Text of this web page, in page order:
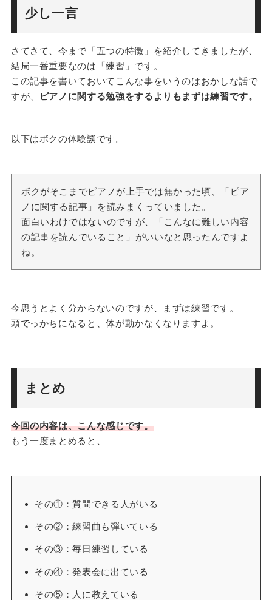
少し一言
さてさて、今まで「五つの特徴」を紹介してきましたが、
結局一番重要なのは「練習」です。
この記事を書いておいてこんな事をいうのはおかしな話で
すが、
ピアノに関する勉強をするよりもまずは練習です。
以下はボクの体験談です。
ボクがそこまでピアノが上手では無かった頃、「ピア
ノに関する記事」を読みまくっていました。
面白いわけではないのですが、「こんなに難しい内容
の記事を読んでいること」がいいなと思ったんですよ
ね。
今思うとよく分からないのですが、まずは練習です。
頭でっかちになると、体が動かなくなりますよ。
まとめ
今回の内容は、こんな感じです。
もう一度まとめると、
その①：質問できる人がいる
その②：練習曲も弾いている
その③：毎日練習している
その④：発表会に出ている
その⑤：人に教えている